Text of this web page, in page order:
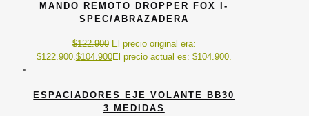
MANDO REMOTO DROPPER FOX I-
SPEC/ABRAZADERA
$122.900 El precio original era:
$122.900.$104.900El precio actual es: $104.900.
ESPACIADORES EJE VOLANTE BB30
3 MEDIDAS